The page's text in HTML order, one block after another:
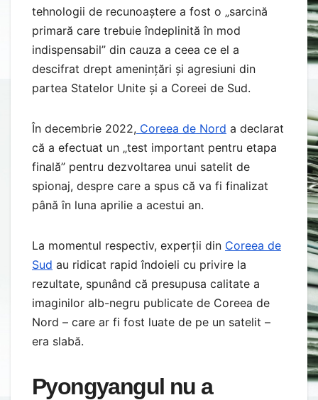
tehnologii de recunoaștere a fost o „sarcină
primară care trebuie îndeplinită în mod
indispensabil” din cauza a ceea ce el a
descifrat drept amenințări și agresiuni din
partea Statelor Unite și a Coreei de Sud.
În decembrie 2022, Coreea de Nord a declarat
că a efectuat un „test important pentru etapa
finală” pentru dezvoltarea unui satelit de
spionaj, despre care a spus că va fi finalizat
până în luna aprilie a acestui an.
La momentul respectiv, experții din Coreea de
Sud au ridicat rapid îndoieli cu privire la
rezultate, spunând că presupusa calitate a
imaginilor alb-negru publicate de Coreea de
Nord – care ar fi fost luate de pe un satelit –
era slabă.
Pyongyangul nu a